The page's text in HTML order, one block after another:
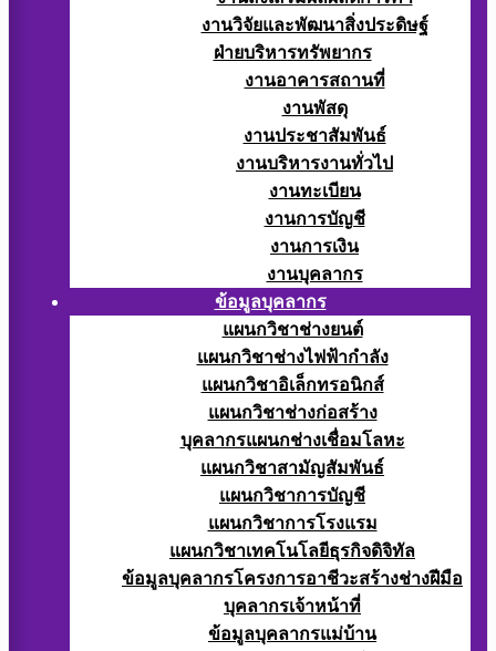
งานวิจัยและพัฒนาสิ่งประดิษฐ์
ฝ่ายบริหารทรัพยากร
งานอาคารสถานที่
งานพัสดุ
งานประชาสัมพันธ์
งานบริหารงานทั่วไป
งานทะเบียน
งานการบัญชี
งานการเงิน
งานบุคลากร
ข้อมูลบุคลากร
แผนกวิชาช่างยนต์
แผนกวิชาช่างไฟฟ้ากำลัง
แผนกวิชาอิเล็กทรอนิกส์
แผนกวิชาช่างก่อสร้าง
บุคลากรแผนกช่างเชื่อมโลหะ
แผนกวิชาสามัญสัมพันธ์
แผนกวิชาการบัญชี
แผนกวิชาการโรงแรม
แผนกวิชาเทคโนโลยีธุรกิจดิจิทัล
ข้อมูลบุคลากรโครงการอาชีวะสร้างช่างฝีมือ
บุคลากรเจ้าหน้าที่
ข้อมูลบุคลากรแม่บ้าน